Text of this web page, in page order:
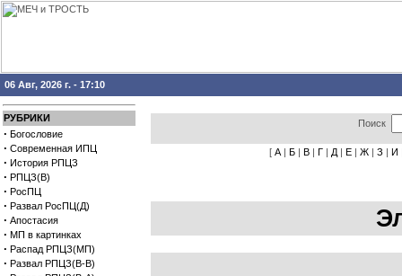
06 Авг, 2026 г. - 17:10
РУБРИКИ
· Богословие
· Современная ИПЦ
· История РПЦЗ
· РПЦЗ(В)
· РосПЦ
· Развал РосПЦ(Д)
· Апостасия
· МП в картинках
· Распад РПЦЗ(МП)
· Развал РПЦЗ(В-В)
Поиск
[ А | Б | В | Г | Д | Е | Ж | З | И